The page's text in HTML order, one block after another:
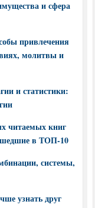
и сфера
привлечения
молитвы и
и статистики:
читаемых книг
в ТОП-10
системы,
узнать друг